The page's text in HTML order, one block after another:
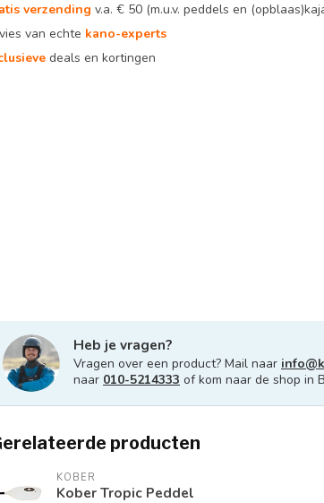
verzending v.a. € 50 (m.u.v. peddels en
van echte kano-experts
deals en kortingen
Heb je vragen?
Vragen over een product? Mail naar
naar 010-5214333 of kom naar de shop in
producten
KOBER
Kober Tropic Peddel